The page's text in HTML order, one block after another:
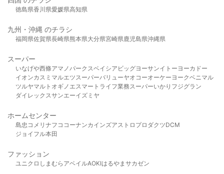
徳島県香川県愛媛県高知県
九州・沖縄 のチラシ
福岡県佐賀県長崎県熊本県大分県宮崎県鹿児島県沖縄県
スーパー
いなげや西條アマノパークスベイシア ビッグヨーサンイトーヨーカドー
イオンカスミ マルエツスーパーバリューヤオコーオーケー ヨークベニマル
ツルヤマルト オギノ エスマート ライフ業務スーパーいかり フジグラン
ダイレックスサンエーイズミヤ
ホームセンター
島忠 コメリ ナフコ コーナンカインズアストロプロダクツDCM
ジョイフル本田
ファッション
ユニクロ しまむら アベイルAOKIはるやま サカゼン